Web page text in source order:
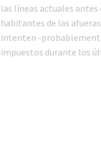
las líneas actuales
habitantes de las
intenten -
impuestos durante los